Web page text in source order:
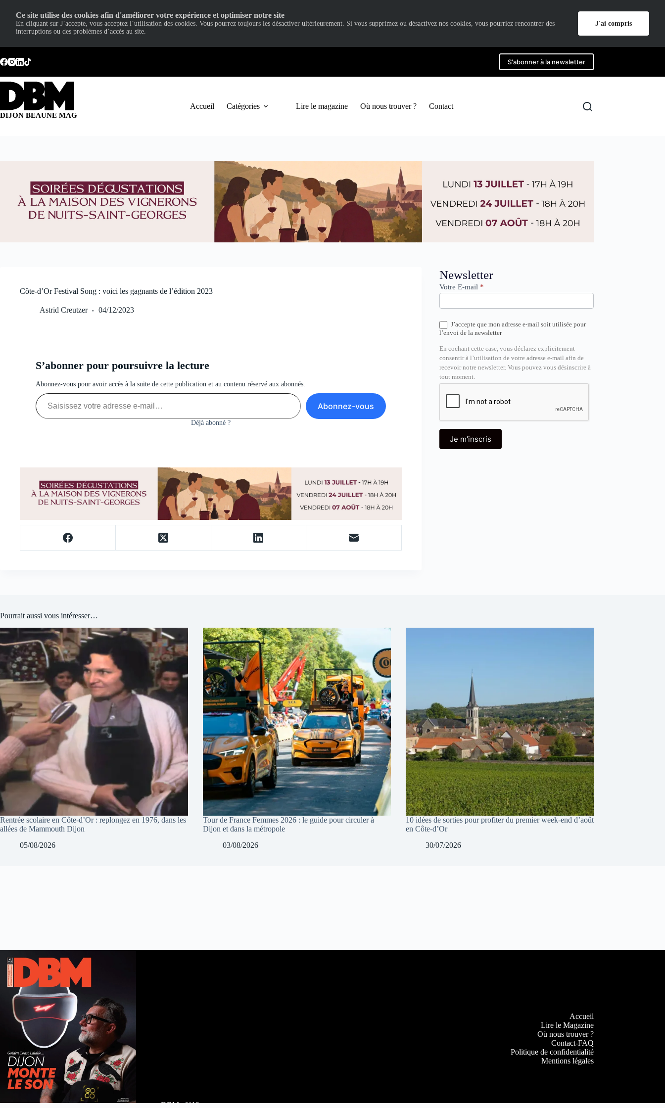
au
contenu
S'abonner à la newsletter
DIJON BEAUNE MAG
Accueil Catégories Lire le magazine Où nous trouver ? Contact
Côte-d’Or Festival Song : voici les gagnants de l’édition 2023
Astrid Creutzer 04/12/2023
S’abonner pour poursuivre la lecture
Abonnez-vous pour avoir accès à la suite de cette publication et au contenu réservé aux abonnés.
Saisissez votre adresse e-mail…
Abonnez-vous
Déjà abonné ?
Newsletter
Newsletter
Votre E-mail *
J’accepte que mon adresse e-mail soit utilisée pour
l’envoi de la newsletter
En cochant cette case, vous déclarez explicitement
consentir à l’utilisation de votre adresse e-mail afin de
recevoir notre newsletter. Vous pouvez vous désinscrire à
tout moment.
Je m'inscris
Pourrait aussi vous intéresser…
Rentrée scolaire en Côte-d’Or : replongez en 1976, dans les
allées de Mammouth Dijon
05/08/2026
Tour de France Femmes 2026 : le guide pour circuler à
Dijon et dans la métropole
03/08/2026
10 idées de sorties pour profiter du premier week-end d’août
en Côte-d’Or
30/07/2026
DBM n°112
Accueil
Lire le Magazine
Où nous trouver ?
Contact-FAQ
Politique de confidentialité
Mentions légales
Ce site utilise des cookies afin d'améliorer votre expérience et optimiser notre site
En cliquant sur J’accepte, vous acceptez l’utilisation des cookies. Vous pourrez toujours les désactiver ultérieurement. Si vous supprimez ou désactivez nos cookies, vous pourriez rencontrer des
interruptions ou des problèmes d’accès au site.
J'ai compris